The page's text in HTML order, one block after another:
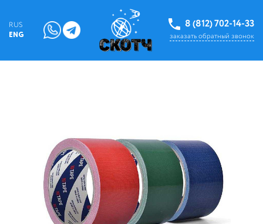
RUS
ENG
8 (812) 702-14-33
заказать обратный звонок